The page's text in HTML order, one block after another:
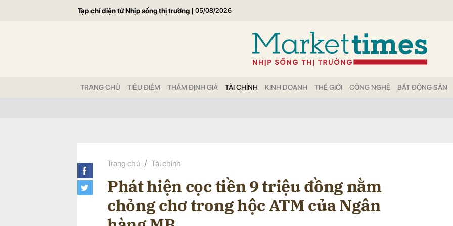
Tạp chí điện tử Nhịp sống thị trường | 05/08/2026
TRANG CHỦ TIÊU ĐIỂM THẨM ĐỊNH GIÁ TÀI CHÍNH KINH DOANH THẾ GIỚI CÔNG NGHỆ BẤT ĐỘNG SẢN
Trang chủ Tài chính
Phát hiện cọc tiền 9 triệu đồng nằm
chỏng chơ trong hộc ATM của Ngân
Gửi bình luận